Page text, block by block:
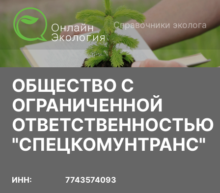
Справочники эколога
ОБЩЕСТВО С
ОГРАНИЧЕННОЙ
ОТВЕТСТВЕННОСТЬЮ
"СПЕЦКОМУНТРАНС"
ИНН: 7743574093